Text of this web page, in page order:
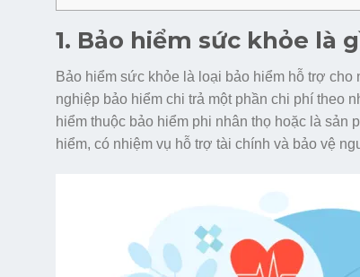
1. Bảo hiểm sức khỏe là
Bảo hiểm sức khỏe là loại bảo hiểm hỗ trợ
nghiệp bảo hiểm chi trả một phần chi phí theo
hiểm thuộc bảo hiểm phi nhân thọ hoặc là
hiểm, có nhiệm vụ hỗ trợ tài chính và bảo vệ